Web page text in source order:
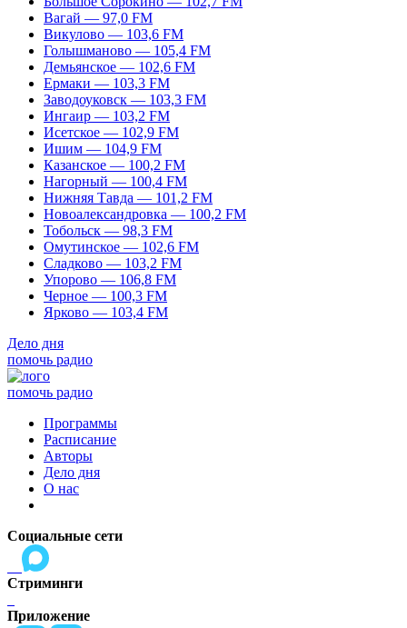
Вагай — 97,0 FM
Викулово — 103,6 FM
Голышманово — 105,4 FM
Демьянское — 102,6 FM
Ермаки — 103,3 FM
Заводоуковск — 103,3 FM
Ингаир — 103,2 FM
Исетское — 102,9 FM
Ишим — 104,9 FM
Казанское — 100,2 FM
Нагорный — 100,4 FM
Нижняя Тавда — 101,2 FM
Новоалександровка — 100,2 FM
Тобольск — 98,3 FM
Омутинское — 102,6 FM
Сладково — 103,2 FM
Упорово — 106,8 FM
Черное — 100,3 FM
Ярково — 103,4 FM
Дело дня
помочь радио
помочь радио
Программы
Расписание
Авторы
Дело дня
О нас
Социальные сети
Стриминги
Приложение